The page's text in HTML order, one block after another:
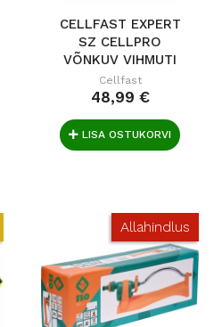
CELLFAST EXPERT
SZ CELLPRO
VÕNKUV VIHMUTI
Cellfast
48,99 €
LISA OSTUKORVI
Allahindlus